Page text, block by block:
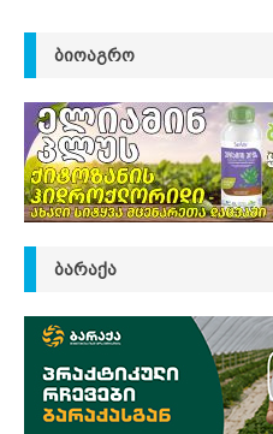
ᲑᲘᲝᲐᲒᲠᲝ
ᲑᲐᲠᲐᲥᲐ